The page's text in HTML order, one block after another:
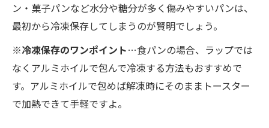
ン・菓子パンなど水分や糖分が多く傷みやすいパンは、
最初から冷凍保存してしまうのが賢明でしょう。
※冷凍保存のワンポイント…食パンの場合、ラップでは
なくアルミホイルで包んで冷凍する方法もおすすめで
す。アルミホイルで包めば解凍時にそのままトースター
で加熱できて手軽ですよ。